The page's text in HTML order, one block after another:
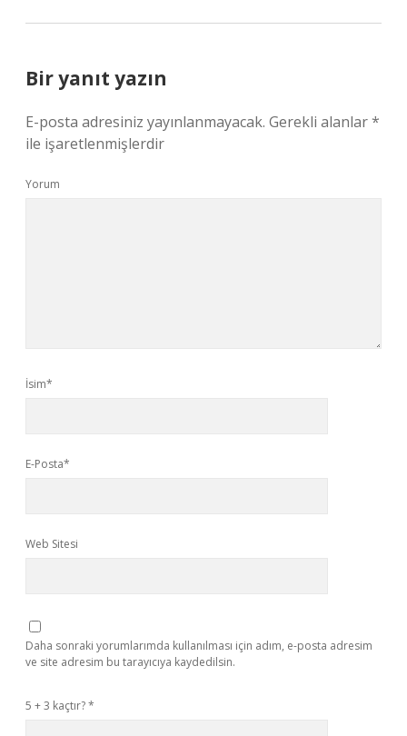
Bir yanıt yazın
E-posta adresiniz yayınlanmayacak. Gerekli alanlar*
ile işaretlenmişlerdir
Yorum
İsim*
E-Posta*
Web Sitesi
Daha sonraki yorumlarımda kullanılması için adım, e-posta adresim
ve site adresim bu tarayıcıya kaydedilsin.
5 + 3 kaçtır?*